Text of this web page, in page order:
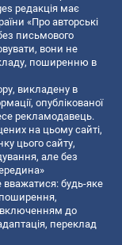
редакція має
«Про авторські
письмового
вони не
поширенню в
викладену в
опублікованої
рекламодавець.
на цьому сайті,
цього сайту,
але без
будь-яке
включенням до
переклад